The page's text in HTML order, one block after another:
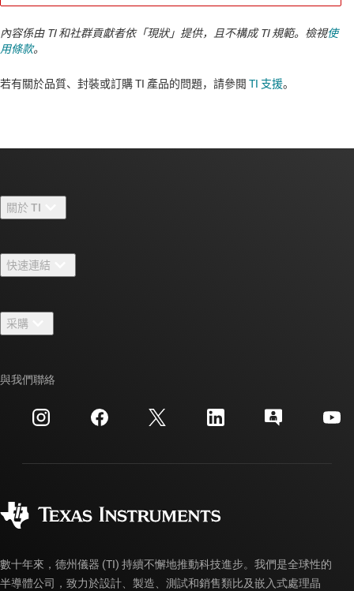
內容係由 TI 和社群貢獻者依「現狀」提供，且不構成 TI 規範。檢視使
用條款。
若有關於品質、封裝或訂購 TI 產品的問題，請參閱 TI 支援。​​​​​​​​​​​​​​
關於 TI
人才招募
新聞室
活動
投資人關系
快速連結
TI E2E™ 設計支援論壇
交互參考搜索
客戶支援中心
myTI 帳戶常見問題解答
采購
訂購 FAQ
與我們聯絡
數十年來，德州儀器 (TI) 持續不懈地推動科技進步。我們是全球性的
半導體公司，致力於設計、製造、測試和銷售類比及嵌入式處理晶